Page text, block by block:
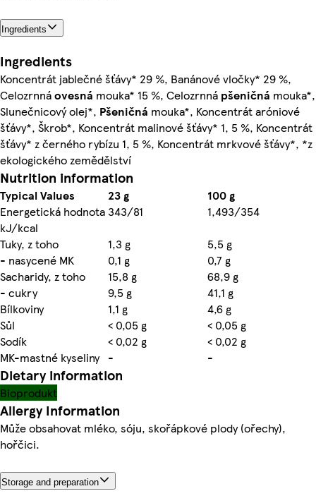
Ingredients
Ingredients
Koncentrát jablečné šťávy* 29 %, Banánové vločky* 29 %,
Celozrnnáovesná mouka* 15 %, Celozrnná pšeničná mouka*,
Slunečnicový olej*, Pšeničná mouka*, Koncentrát aróniové
šťávy*, Škrob*, Koncentrát malinové šťávy* 1, 5 %, Koncentrát
šťávy* z černého rybízu 1, 5 %, Koncentrát mrkvové šťávy*, *z
ekologického zemědělství
Nutrition information
Typical Values 23 g
100 g
Energetická hodnota
kJ/kcal
343/81
1,493/354
Tuky, z toho
1,3 g
5,5 g
- nasycené MK
0,1 g
0,7 g
Sacharidy, z toho
15,8 g
68,9 g
- cukry
9,5 g
41,1 g
Bílkoviny
1,1 g
4,6 g
Sůl
< 0,05 g
< 0,05 g
Sodík
< 0,02 g
< 0,02 g
MK-mastné kyseliny - -
Dietary information
Bioprodukt
Allergy Information
Může obsahovat mléko, sóju, skořápkové plody (ořechy),
hořčici.
Storage and preparation